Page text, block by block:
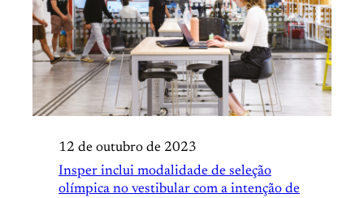
12 de outubro de 2023
Insper inclui modalidade de seleção
olímpica no vestibular com a intenção de